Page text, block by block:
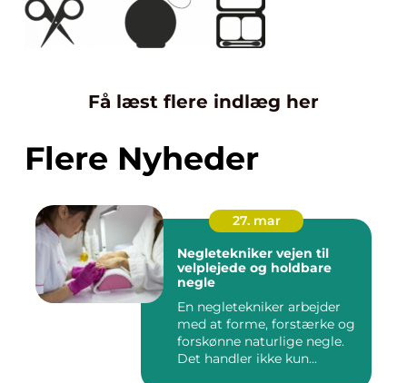
Få læst flere indlæg her
Flere Nyheder
27. mar
Negletekniker vejen til
velplejede og holdbare
negle
En negletekniker arbejder
med at forme, forstærke og
forskønne naturlige negle.
Det handler ikke kun...